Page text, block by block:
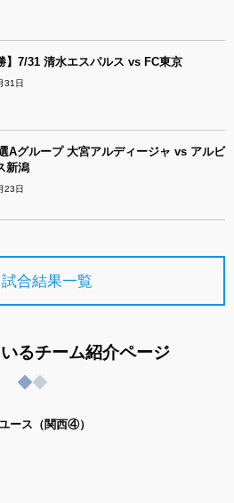
】7/31 清水エスパルス vs FC東京
31日
Aグループ 大宮アルディージャ vs アルビ
新潟
23日
試合結果一覧
るチーム紹介ページ
ース（関西④）